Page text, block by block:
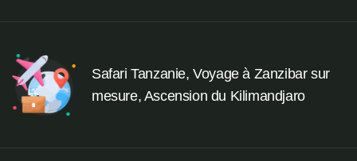
Safari Tanzanie, Voyage à Zanzibar sur
mesure, Ascension du Kilimandjaro